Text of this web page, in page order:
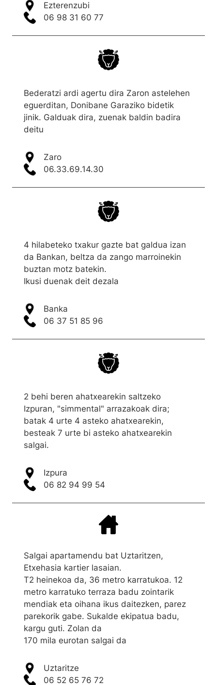
Ezterenzubi
06 98 31 60 77
Bederatzi ardi agertu dira Zaron astelehen
eguerditan, Donibane Garaziko bidetik
jinik. Galduak dira, zuenak baldin badira
deitu
Zaro
06.33.69.14.30
4 hilabeteko txakur gazte bat galdua izan
da Bankan, beltza da zango marroinekin
buztan motz batekin.
Ikusi duenak deit dezala
Banka
06 37 51 85 96
2 behi beren ahatxearekin saltzeko
Izpuran, "simmental" arrazakoak dira;
batak 4 urte 4 asteko ahatxearekin,
besteak 7 urte bi asteko ahatxearekin
salgai.
Izpura
06 82 94 99 54
Salgai apartamendu bat Uztaritzen,
Etxehasia kartier lasaian.
T2 heinekoa da, 36 metro karratukoa. 12
metro karratuko terraza badu zointarik
mendiak eta oihana ikus daitezken, parez
parekorik gabe. Sukalde ekipatua badu,
kargu guti. Zolan da
170 mila eurotan salgai da
Uztaritze
06 52 65 76 72